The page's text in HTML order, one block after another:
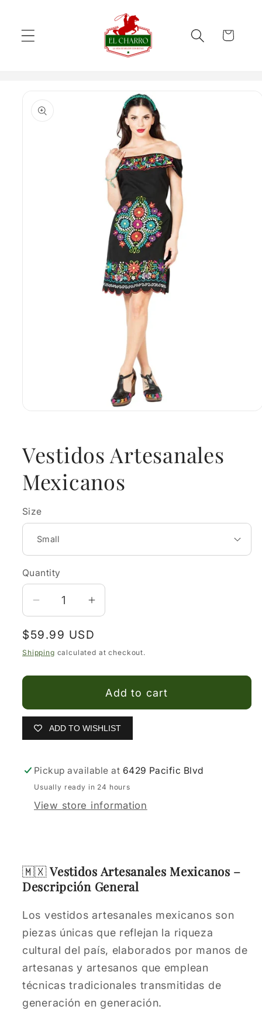
Cart
information
modal
Vestidos Artesanales
Mexicanos
Size
Quantity
Decrease
for
Vestidos
Increase
for
Vestidos
Regular
price
$59.99 USD
Shipping calculated at checkout.
Add to cart
ADD TO WISHLIST
Pickup available at 6429 Pacific Blvd
Usually ready in 24 hours
View store information
🇲🇽Vestidos Artesanales Mexicanos –
Descripción General
Los vestidos artesanales mexicanos son
piezas únicas que reflejan la riqueza
cultural del país, elaborados por manos de
artesanas y artesanos que emplean
técnicas tradicionales transmitidas de
generación en generación.